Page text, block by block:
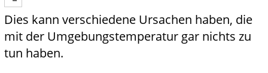
Dies kann verschiedene Ursachen haben, die
mit der Umgebungstemperatur gar nichts zu
tun haben.